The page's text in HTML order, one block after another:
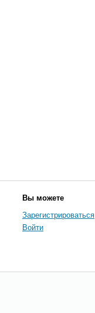
Вы можете
Зарегистрироваться
Войти